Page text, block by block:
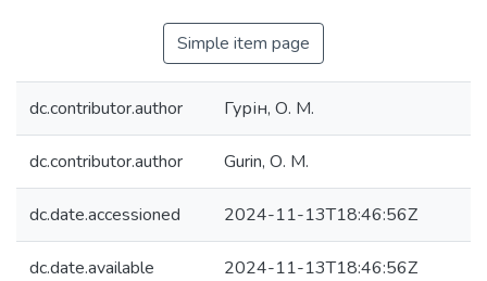
Simple item page
dc.contributor.author Гурін, О. М.
dc.contributor.author Gurin, О. М.
dc.date.accessioned 2024-11-13T18:46:56Z
dc.date.available 2024-11-13T18:46:56Z